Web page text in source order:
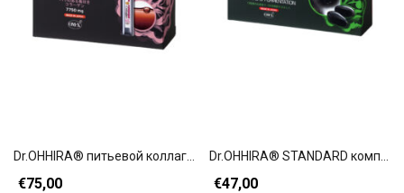
Dr.OHHIRА® питьевой коллаген+
€75,00
Dr.OHHIRA® STANDARD комплекс 12 штаммов молочнокислых бактерий (60 капсул)
€47,00